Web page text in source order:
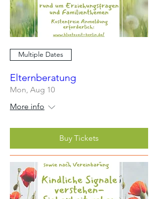
Multiple Dates
Elternberatung
Mon, Aug 10
More info
Buy Tickets